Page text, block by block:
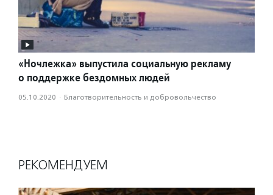
«Ночлежка» выпустила социальную рекламу
о поддержке бездомных людей
05.10.2020 · Благотвори­тель­ность и доброволь­чест­во
РЕКОМЕНДУЕМ